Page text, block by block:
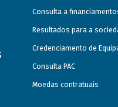
Consulta a
Resultados para a
Credenciamento de
Consulta PAC
Moedas contratuais